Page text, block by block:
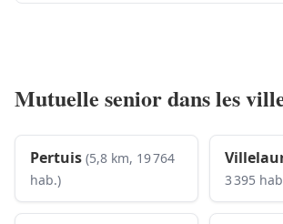
Mutuelle senior dans les
Pertuis (5,8 km, 19 764
hab.)
3 395